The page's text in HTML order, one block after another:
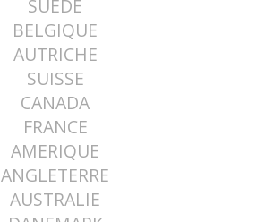
SUEDE
BELGIQUE
AUTRICHE
SUISSE
CANADA
FRANCE
AMERIQUE
ANGLETERRE
AUSTRALIE